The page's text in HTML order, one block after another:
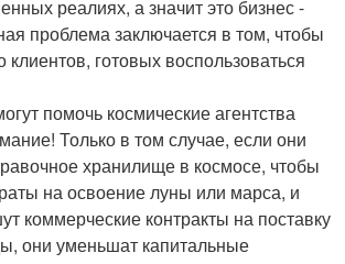
реалиях, а значит это бизнес -
проблема заключается в том, чтобы
клиентов, готовых воспользоваться
помочь космические агентства
Только в том случае, если они
хранилище в космосе, чтобы
на освоение луны или марса, и
коммерческие контракты на поставку
они уменьшат капитальные